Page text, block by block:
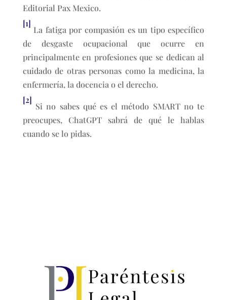
Editorial Pax Mexico.
[1]
La fatiga por compasión es un tipo específico
de desgaste ocupacional que ocurre en
principalmente en profesiones que se dedican al
cuidado de otras personas como la medicina, la
enfermería, la docencia o el derecho.
[2]
Si no sabes qué es el método SMART no te
preocupes, ChatGPT sabrá de qué le hablas
cuando se lo pidas.